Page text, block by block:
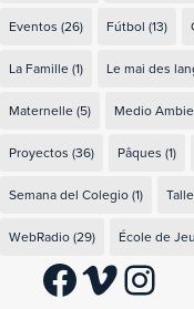
Eventos (26) Fútbol (13)
La Famille(1) Le mai des
Maternelle(5) Medio
Proyectos (36) Pâques (1)
Semana del Colegio(1)
WebRadio(29) École de Jeu
Facebook
Vimeo